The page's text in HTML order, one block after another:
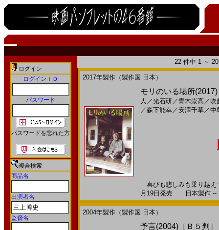
ログイン
ログインＩＤ
パスワード
パスワードを忘れた方
複合検索
商品名
出演者名
監督名
22 件中 1 ～
2017年製作（製作国 日本）
モリのいる場所
人 ／光石研／青木崇高／ 吹
／森下能幸／安澤千草／中
喜びも悲しみも乗り越え
月19日発売 日本製作 --
2004年製作（製作国 日本）
予言(2004)［Ｂ５判］